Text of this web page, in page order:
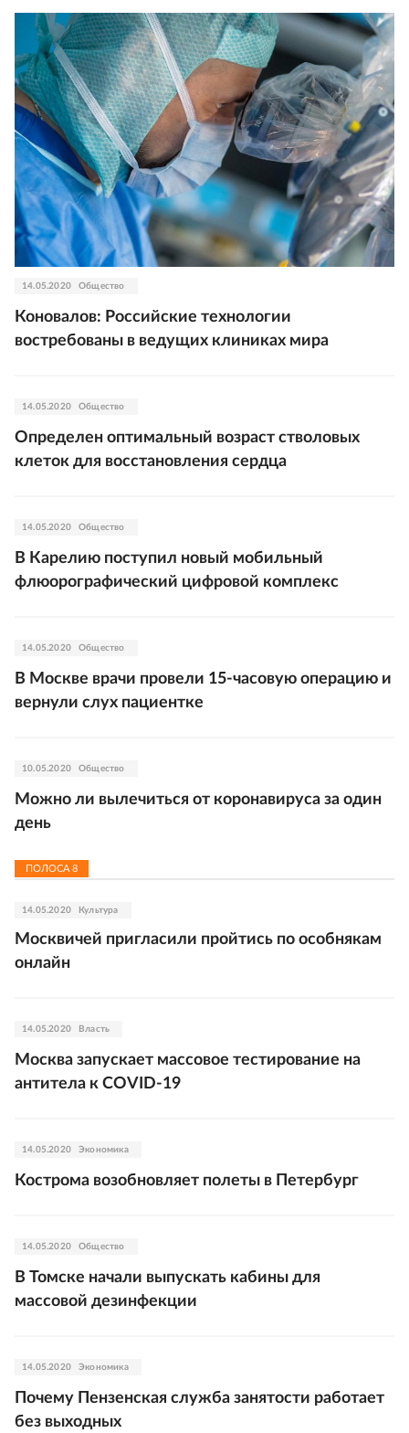
14.05.2020 Общество
Коновалов: Российские технологии
востребованы в ведущих клиниках мира
14.05.2020 Общество
Определен оптимальный возраст стволовых
клеток для восстановления сердца
14.05.2020 Общество
В Карелию поступил новый мобильный
флюорографический цифровой комплекс
14.05.2020 Общество
В Москве врачи провели 15-часовую операцию и
вернули слух пациентке
10.05.2020 Общество
Можно ли вылечиться от коронавируса за один
день
ПОЛОСА 8
14.05.2020 Культура
Москвичей пригласили пройтись по особнякам
онлайн
14.05.2020 Власть
Москва запускает массовое тестирование на
антитела к COVID-19
14.05.2020 Экономика
Кострома возобновляет полеты в Петербург
14.05.2020 Общество
В Томске начали выпускать кабины для
массовой дезинфекции
14.05.2020 Экономика
Почему Пензенская служба занятости работает
без выходных